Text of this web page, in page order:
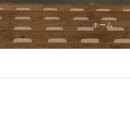
ホーム